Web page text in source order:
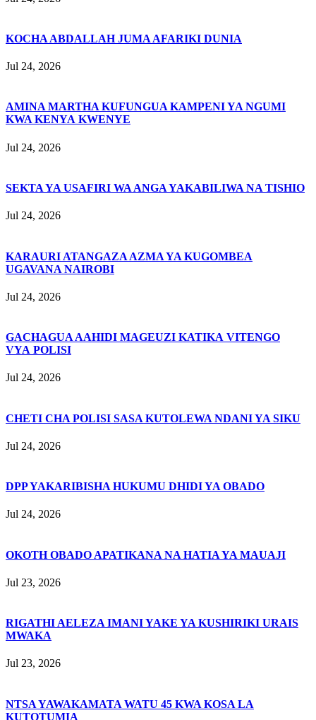
KOCHA ABDALLAH JUMA AFARIKI DUNIA
Jul 24, 2026
AMINA MARTHA KUFUNGUA KAMPENI YA NGUMI
KWA KENYA KWENYE
Jul 24, 2026
SEKTA YA USAFIRI WA ANGA YAKABILIWA NA TISHIO
Jul 24, 2026
KARAURI ATANGAZA AZMA YA KUGOMBEA
UGAVANA NAIROBI
Jul 24, 2026
GACHAGUA AAHIDI MAGEUZI KATIKA VITENGO
VYA POLISI
Jul 24, 2026
CHETI CHA POLISI SASA KUTOLEWA NDANI YA SIKU
Jul 24, 2026
DPP YAKARIBISHA HUKUMU DHIDI YA OBADO
Jul 24, 2026
OKOTH OBADO APATIKANA NA HATIA YA MAUAJI
Jul 23, 2026
RIGATHI AELEZA IMANI YAKE YA KUSHIRIKI URAIS
MWAKA
Jul 23, 2026
NTSA YAWAKAMATA WATU 45 KWA KOSA LA
KUTOTUMIA